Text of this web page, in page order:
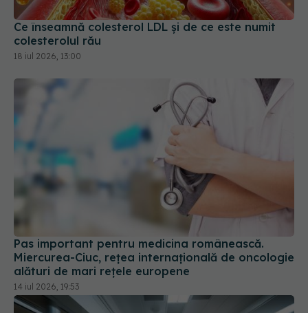
Ce înseamnă colesterol LDL și de ce este numit
colesterolul rău
18 iul 2026, 13:00
Pas important pentru medicina românească.
Miercurea-Ciuc, rețea internațională de oncologie
alături de mari rețele europene
14 iul 2026, 19:53